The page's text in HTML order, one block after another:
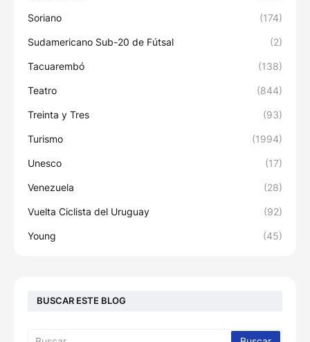
Soriano (174)
Sudamericano Sub-20 de Fútsal (2)
Tacuarembó (138)
Teatro (844)
Treinta y Tres (93)
Turismo (1994)
Unesco (17)
Venezuela (28)
Vuelta Ciclista del Uruguay (92)
Young (45)
BUSCAR ESTE BLOG